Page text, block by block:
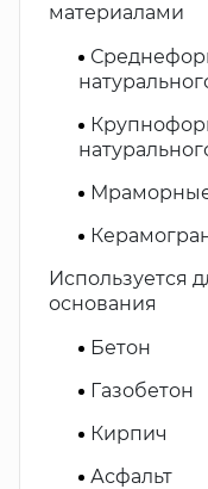
материалами
Используется
основания
Бетон
Газобетон
Кирпич
Асфальт